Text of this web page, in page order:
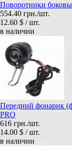
Поворотники
554.40 грн./шт.
12.60 $ / шт.
в наличии
Передний фонарик
PRO
616 грн./шт.
14.00 $ / шт.
в наличии